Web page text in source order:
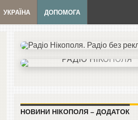
УКРАЇНА ДОПОМОГА
НОВИНИ НІКОПОЛЯ – ДОДАТОК